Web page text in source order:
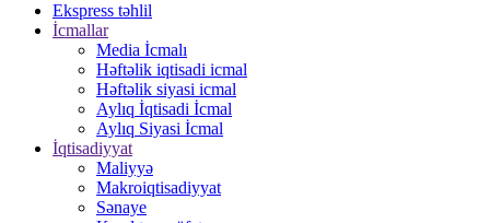
Ekspress təhlil
İcmallar
Media İcmalı
Həftəlik iqtisadi icmal
Həftəlik siyasi icmal
Aylıq İqtisadi İcmal
Aylıq Siyasi İcmal
İqtisadiyyat
Maliyyə
Makroiqtisadiyyat
Sənaye